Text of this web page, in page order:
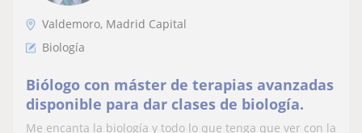
Valdemoro, Madrid Capital
Biología
Biólogo con máster de terapias avanzadas
disponible para dar clases de biología.
Me encanta la biología y todo lo que tenga que ver con la